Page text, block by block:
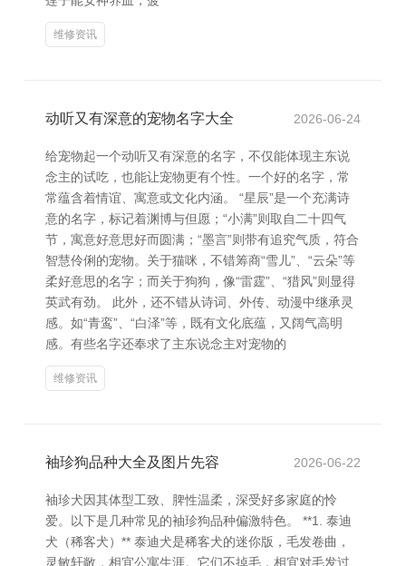
维修资讯
动听又有深意的宠物名字大全 2026-06-24
给宠物起一个动听又有深意的名字，不仅能体现主东说
念主的试吃，也能让宠物更有个性。一个好的名字，常
常蕴含着情谊、寓意或文化内涵。 “星辰”是一个充满诗
意的名字，标记着渊博与但愿；“小满”则取自二十四气
节，寓意好意思好而圆满；“墨言”则带有追究气质，符合
智慧伶俐的宠物。关于猫咪，不错筹商“雪儿”、“云朵”等
柔好意思的名字；而关于狗狗，像“雷霆”、“猎风”则显得
英武有劲。 此外，还不错从诗词、外传、动漫中继承灵
感。如“青鸾”、“白泽”等，既有文化底蕴，又阔气高明
感。有些名字还奉求了主东说念主对宠物的
维修资讯
袖珍狗品种大全及图片先容 2026-06-22
袖珍犬因其体型工致、脾性温柔，深受好多家庭的怜
爱。以下是几种常见的袖珍狗品种偏激特色。 **1. 泰迪
犬（稀客犬）** 泰迪犬是稀客犬的迷你版，毛发卷曲，
灵敏轩敞，相宜公寓生涯。它们不掉毛，相宜对毛发过